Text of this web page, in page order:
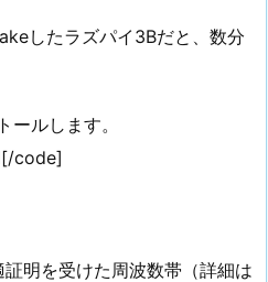
したラズパイ3Bだと、数分
ルします。
code]
明を受けた周波数帯（詳細は